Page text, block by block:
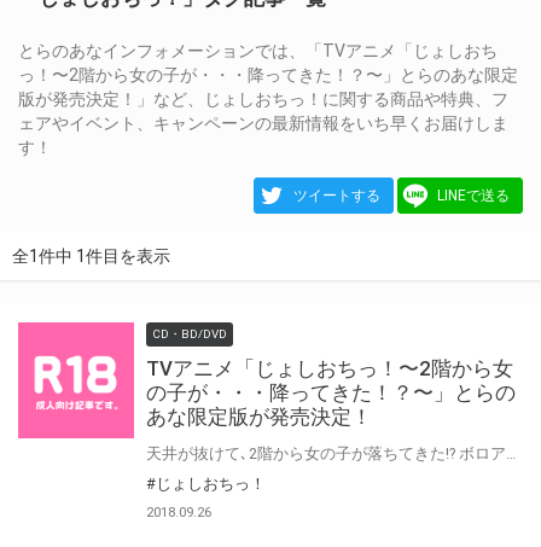
とらのあなインフォメーションでは、「TVアニメ「じょしおち
っ！〜2階から女の子が・・・降ってきた！？〜」とらのあな限定
版が発売決定！」など、じょしおちっ！に関する商品や特典、フ
ェアやイベント、キャンペーンの最新情報をいち早くお届けしま
す！
ツイートする LINEで送る
全1件中 1件目を表示
CD・BD/DVD
TVアニメ「じょしおちっ！〜2階から女
の子が・・・降ってきた！？〜」とらの
あな限定版が発売決定！
#じょしおちっ！
2018.09.26